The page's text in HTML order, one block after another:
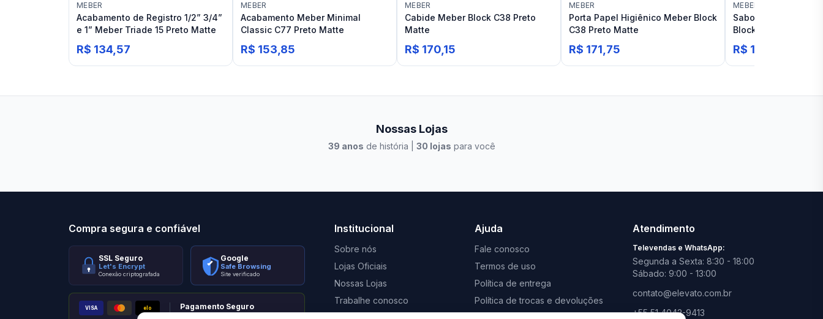
MEBER
Acabamento de Registro 1/2” 3/4”
e 1” Meber Triade 15 Preto Matte
R$ 134,57
MEBER
Acabamento Meber Minimal
Classic C77 Preto Matte
R$ 153,85
MEBER
Cabide Meber Block C38 Preto
Matte
R$ 170,15
MEBER
Porta Papel Higiênico Meber Block
C38 Preto Matte
R$ 171,75
MEBER
Saboneteira de
Block Vidro parede
R$ 185,04
Nossas Lojas
39 anos de história | 30 lojas para você
Elevato Xangri-Lá
Compra segura e confiável
SSL Seguro
Let's Encrypt
Conexão criptografada
Google
Safe Browsing
Site verificado
VISA elo Pagamento Seguro
Institucional
Sobre nós
Lojas Oficiais
Nossas Lojas
Trabalhe conosco
Ajuda
Fale conosco
Termos de uso
Política de entrega
Política de trocas e devoluções
Atendimento
Televendas e WhatsApp:
Segunda a Sexta: 8:30 - 18:00
Sábado: 9:00 - 13:00
contato@elevato.com.br
+55 51 4042-9413